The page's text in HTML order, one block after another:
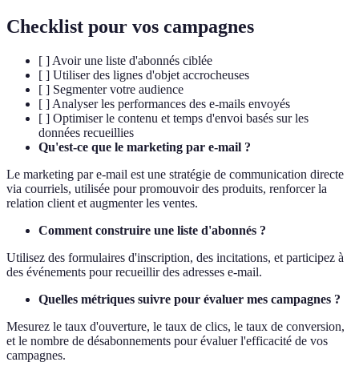
Checklist pour vos campagnes
[ ] Avoir une liste d'abonnés ciblée
[ ] Utiliser des lignes d'objet accrocheuses
[ ] Segmenter votre audience
[ ] Analyser les performances des e-mails envoyés
[ ] Optimiser le contenu et temps d'envoi basés sur les
données recueillies
Qu'est-ce que le marketing par e-mail ?
Le marketing par e-mail est une stratégie de communication directe
via courriels, utilisée pour promouvoir des produits, renforcer la
relation client et augmenter les ventes.
Comment construire une liste d'abonnés ?
Utilisez des formulaires d'inscription, des incitations, et participez à
des événements pour recueillir des adresses e-mail.
Quelles métriques suivre pour évaluer mes campagnes ?
Mesurez le taux d'ouverture, le taux de clics, le taux de conversion,
et le nombre de désabonnements pour évaluer l'efficacité de vos
campagnes.